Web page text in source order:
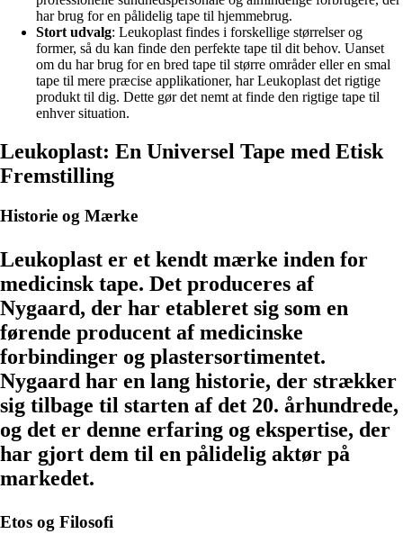
har brug for en pålidelig tape til hjemmebrug.
Stort udvalg: Leukoplast findes i forskellige størrelser og
former, så du kan finde den perfekte tape til dit behov. Uanset
om du har brug for en bred tape til større områder eller en smal
tape til mere præcise applikationer, har Leukoplast det rigtige
produkt til dig. Dette gør det nemt at finde den rigtige tape til
enhver situation.
Leukoplast: En Universel Tape med Etisk
Fremstilling
Historie og Mærke
Leukoplast er et kendt mærke inden for
medicinsk tape. Det produceres af
Nygaard, der har etableret sig som en
førende producent af medicinske
forbindinger og plastersortimentet.
Nygaard har en lang historie, der strækker
sig tilbage til starten af det 20. århundrede,
og det er denne erfaring og ekspertise, der
har gjort dem til en pålidelig aktør på
markedet.
Etos og Filosofi